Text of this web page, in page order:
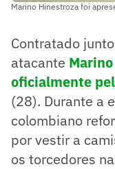
Marino Hinestroza foi
Contratado
atacante
oficialmente
(28). Durante a
colombiano
por vestir a
os torcedores